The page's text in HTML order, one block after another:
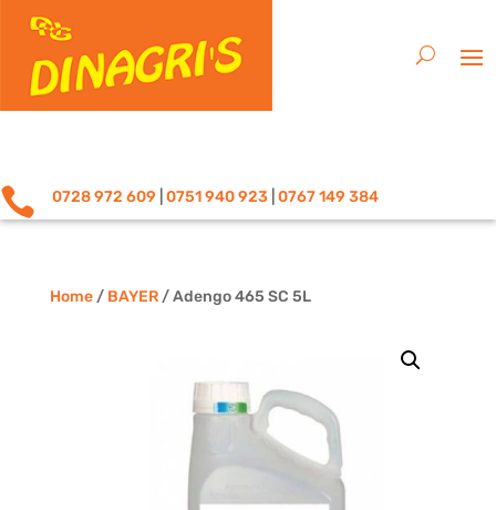
 0728 972 609 0751 940 923 0767 149 384
Home/ BAYER/ Adengo 465 SC 5L